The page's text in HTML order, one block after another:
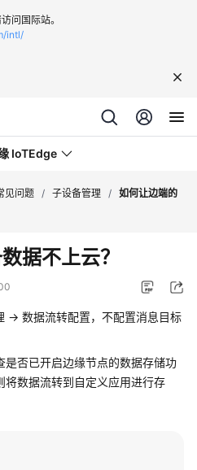
问国际站。
intl/
IoTEdge
见问题 / 子设备管理 / 如何让边端的
据不上云？
-> 数据流转配置，不配置消息目标
是否已开启边缘节点的数据存储功
将数据流转到自定义应用进行存